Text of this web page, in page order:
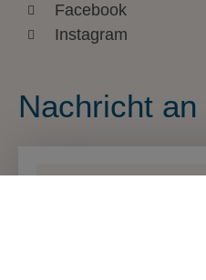
Facebook
Instagram
Nachricht